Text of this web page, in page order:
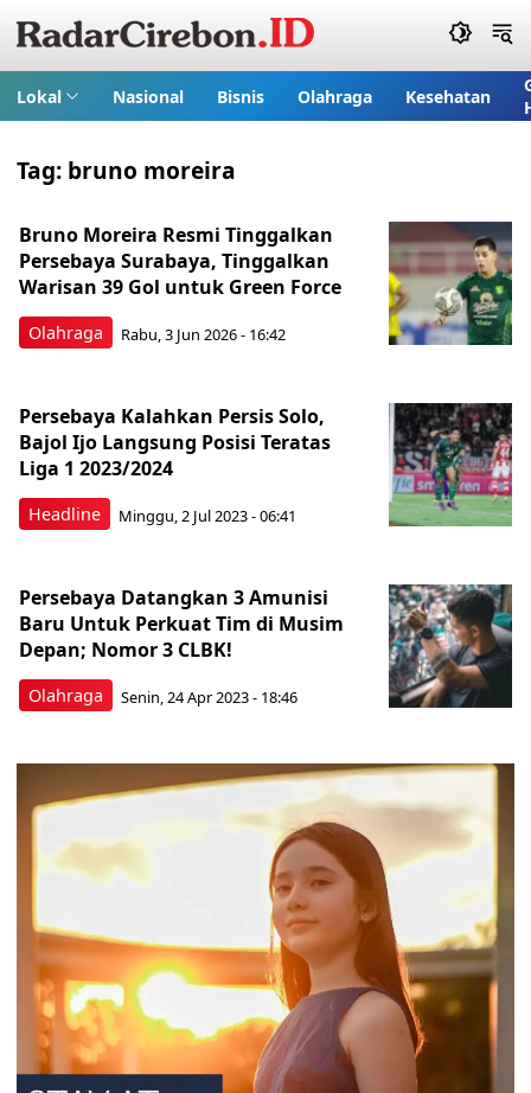
Lokal Nasional Bisnis Olahraga Kesehatan
Tag: bruno moreira
Olahraga
Bruno Moreira Resmi Tinggalkan
Persebaya Surabaya, Tinggalkan
Warisan 39 Gol untuk Green Force
Rabu, 3 Jun 2026 - 16:42
Headline
Persebaya Kalahkan Persis Solo,
Bajol Ijo Langsung Posisi Teratas
Liga 1 2023/2024
Minggu, 2 Jul 2023 - 06:41
Olahraga
Persebaya Datangkan 3 Amunisi
Baru Untuk Perkuat Tim di Musim
Depan; Nomor 3 CLBK!
Senin, 24 Apr 2023 - 18:46